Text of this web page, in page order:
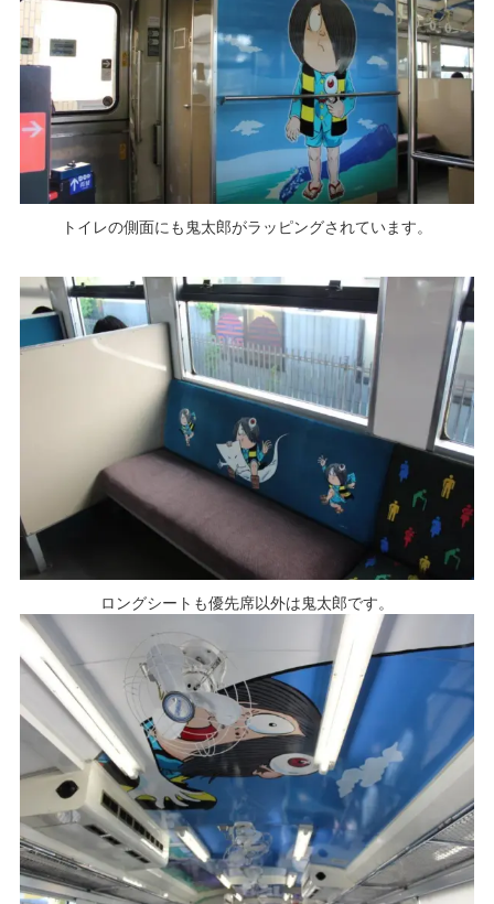
トイレの側面にも鬼太郎がラッピングされています。
ロングシートも優先席以外は鬼太郎です。